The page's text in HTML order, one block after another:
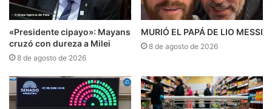
«Presidente cipayo»: Mayans
cruzó con dureza a Milei
8 de agosto de 2026
MURIÓ EL PAPÁ DE LIO MESSI
8 de agosto de 2026